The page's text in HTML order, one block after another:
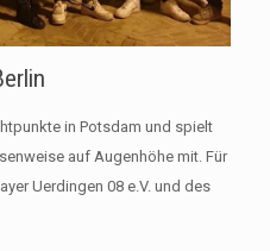
in Potsdam und spielt
auf Augenhöhe mit. Für
Uerdingen 08 e.V. und des